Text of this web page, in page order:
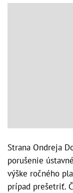
Strana Ondreja
porušenie
výške ročného
prípad prešetriť.